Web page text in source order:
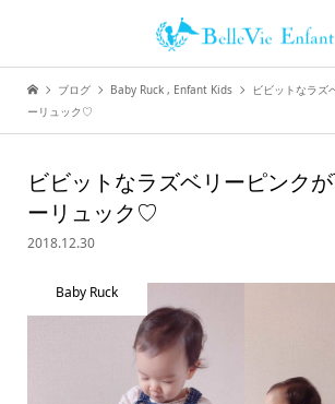
ブログ Baby Ruck , Enfant Kids
ビビットなラズ
ーリュック♡
ビビットなラズベリーピンク
ーリュック♡
2018.12.30
Baby Ruck